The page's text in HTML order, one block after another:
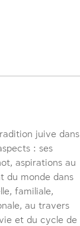
juive dans
: ses
aspirations au
du monde dans
familiale,
au travers
et du cycle de